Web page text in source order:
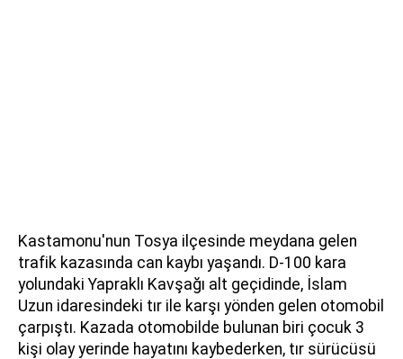
Kastamonu'nun Tosya ilçesinde meydana gelen
trafik kazasında can kaybı yaşandı. D-100 kara
yolundaki Yapraklı Kavşağı alt geçidinde, İslam
Uzun idaresindeki tır ile karşı yönden gelen otomobil
çarpıştı. Kazada otomobilde bulunan biri çocuk 3
kişi olay yerinde hayatını kaybederken, tır sürücüsü